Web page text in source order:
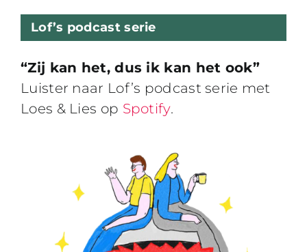
Lof’s podcast serie
“Zij kan het, dus ik kan het ook”
Luister naar Lof’s podcast serie met
Loes & Lies op Spotify.